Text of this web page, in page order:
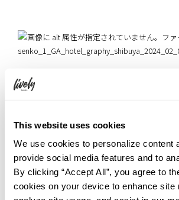
This website uses cookies
We use cookies to personalize content
provide social media features and to
By clicking “Accept All”, you agree to
cookies on your device to enhance site
ルが誕生。地下を走行する東急東横線の直上に
施設名 HOTEL GRAPHY 渋谷（ホテルグラフィ
所在地 〒150-0011 東京都渋谷区東1-29-3
アクセス JR「渋谷」駅新南口から徒歩7分（各
より徒歩9分）